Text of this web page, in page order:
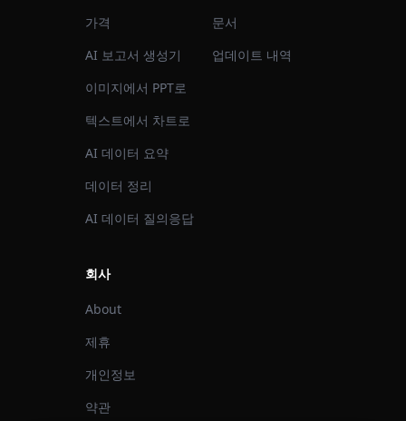
가격
AI 보고서 생성기
이미지에서 PPT로
텍스트에서 차트로
AI 데이터 요약
데이터 정리
AI 데이터 질의응답
문서
업데이트 내역
회사
About
제휴
개인정보
약관